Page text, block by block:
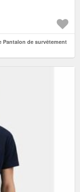
Pantalon de survêtement